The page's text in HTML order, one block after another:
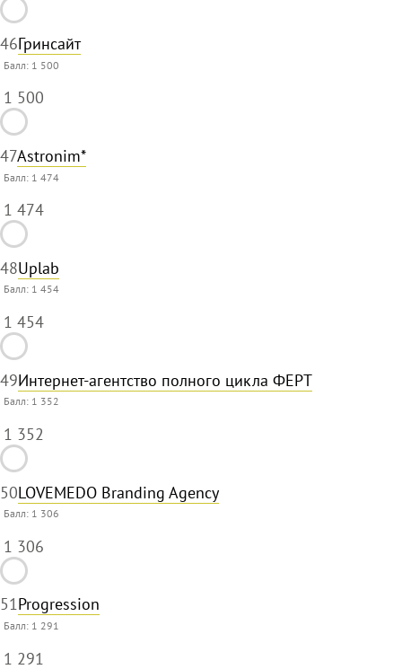
46Гринсайт
Балл: 1 500
1 500
47Astronim*
Балл: 1 474
1 474
48Uplab
Балл: 1 454
1 454
49Интернет-агентство полного цикла ФЕРТ
Балл: 1 352
1 352
50LOVEMEDO Branding Agency
Балл: 1 306
1 306
51Progression
Балл: 1 291
1 291